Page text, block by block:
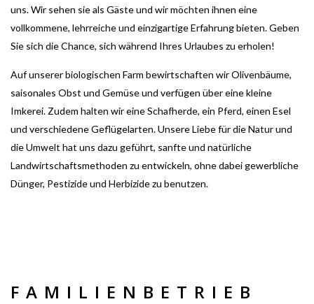
uns. Wir sehen sie als Gäste und wir möchten ihnen eine
vollkommene, lehrreiche und einzigartige Erfahrung bieten. Geben
Sie sich die Chance, sich während Ihres Urlaubes zu erholen!
Auf unserer biologischen Farm bewirtschaften wir Olivenbäume,
saisonales Obst und Gemüse und verfügen über eine kleine
Imkerei. Zudem halten wir eine Schafherde, ein Pferd, einen Esel
und verschiedene Geflügelarten. Unsere Liebe für die Natur und
die Umwelt hat uns dazu geführt, sanfte und natürliche
Landwirtschaftsmethoden zu entwickeln, ohne dabei gewerbliche
Dünger, Pestizide und Herbizide zu benutzen.
FAMILIENBETRIEB